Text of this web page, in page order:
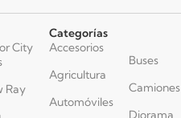
City
Ray
Categorías
Accesorios
Agricultura
Automóviles
Buses
Camiones
Diorama